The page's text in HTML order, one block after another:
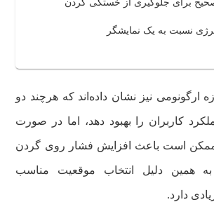
صحیح برای جلوگیری از خستگی گردن
نسبت به یک نمایشگر
ارگونومی نیز نشان داده‌اند که هرچند دو
کاربران را بهبود دهد، اما در صورت
است باعث افزایش فشار روی گردن
همین دلیل انتخاب موقعیت مناسب
دارد.